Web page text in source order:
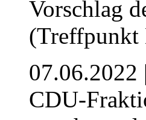
07.06.2022
CDU-